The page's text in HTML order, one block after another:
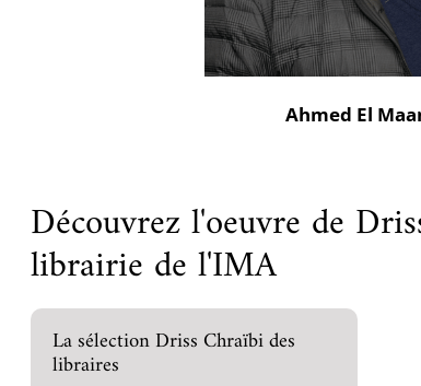
Ahmed El
Découvrez l'oeuvre de
librairie de l'IMA
La sélection Driss Chraïbi des
libraires